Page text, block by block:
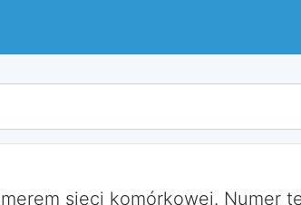
sieci komórkowej. Numer